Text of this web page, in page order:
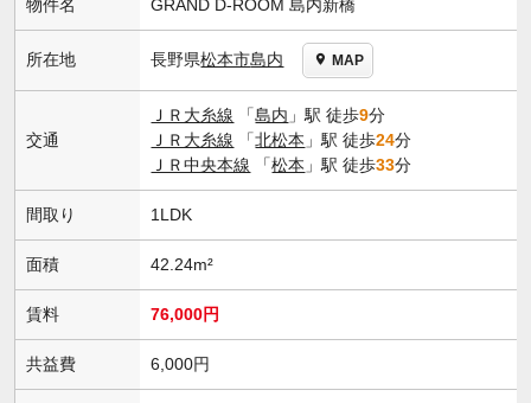
物件名 GRAND D-ROOM 島内新橋
所在地 長野県松本市島内 MAP
交通
ＪＲ大糸線 「島内 」駅 徒歩9分
ＪＲ大糸線 「北松本 」駅 徒歩24分
ＪＲ中央本線 「松本 」駅 徒歩33分
間取り 1LDK
面積 42.24m²
賃料 76,000円
共益費 6,000円